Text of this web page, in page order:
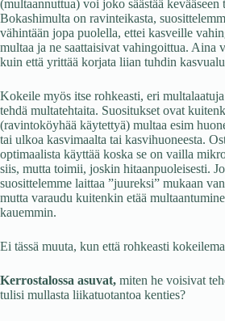
(multaannuttua) voi joko säästää kevääseen
Bokashimulta on ravinteikasta,
vähintään jopa puolella, ettei kasveille
multaa ja ne saattaisivat vahingoittua. Aina
kuin että yrittää korjata liian tuhdin
Kokeile myös itse rohkeasti, eri
tehdä multatehtaita. Suositukset ovat
(ravintoköyhää käytettyä) multaa esim
tai ulkoa kasvimaalta tai kasvihuoneesta.
optimaalista käyttää koska se on vailla
siis, mutta toimii, joskin hitaanpuoleisesti.
suosittelemme laittaa ”juureksi” mukaan
mutta varaudu kuitenkin etää
kauemmin.
Ei tässä muuta, kun että rohkeasti
Kerrostalossa asuvat, miten he voisivat
tulisi mullasta liikatuotantoa kenties?